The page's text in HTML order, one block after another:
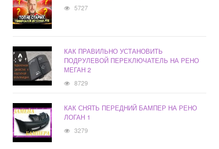
5727
КАК ПРАВИЛЬНО УСТАНОВИТЬ
ПОДРУЛЕВОЙ ПЕРЕКЛЮЧАТЕЛЬ НА РЕНО
МЕГАН 2
8729
КАК СНЯТЬ ПЕРЕДНИЙ БАМПЕР НА РЕНО
ЛОГАН 1
3279